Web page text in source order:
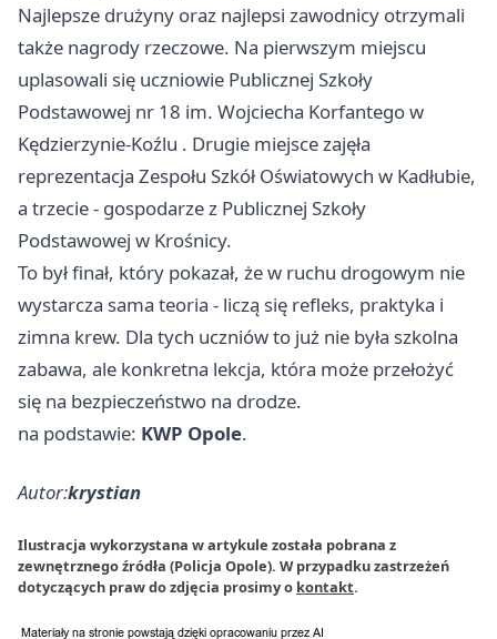
Najlepsze drużyny oraz najlepsi zawodnicy otrzymali
także nagrody rzeczowe. Na pierwszym miejscu
uplasowali się uczniowie Publicznej Szkoły
Podstawowej nr 18 im. Wojciecha Korfantego w
Kędzierzynie-Koźlu . Drugie miejsce zajęła
reprezentacja Zespołu Szkół Oświatowych w Kadłubie,
a trzecie - gospodarze z Publicznej Szkoły
Podstawowej w Krośnicy.
To był finał, który pokazał, że w ruchu drogowym nie
wystarcza sama teoria - liczą się refleks, praktyka i
zimna krew. Dla tych uczniów to już nie była szkolna
zabawa, ale konkretna lekcja, która może przełożyć
się na bezpieczeństwo na drodze.
na podstawie: KWP Opole.
Autor:krystian
Ilustracja wykorzystana w artykule została pobrana z
zewnętrznego źródła (Policja Opole). W przypadku zastrzeżeń
dotyczących praw do zdjęcia prosimy o kontakt.